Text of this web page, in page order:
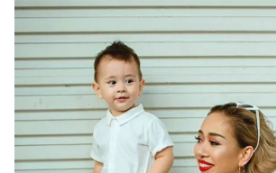
Sản phẩm
Thị trường
Tư vấn
Lịch phát sóng
Chuyên mục khác
Emagazine Podcast